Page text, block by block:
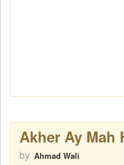
Akher Ay Mah
by Ahmad Wali